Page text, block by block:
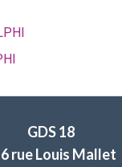
GDS 18
rue Louis Mallet